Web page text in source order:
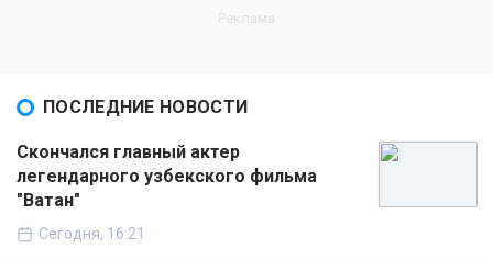
ПОСЛЕДНИЕ НОВОСТИ
Скончался главный актер
легендарного узбекского фильма
"Ватан"
Сегодня, 16:21